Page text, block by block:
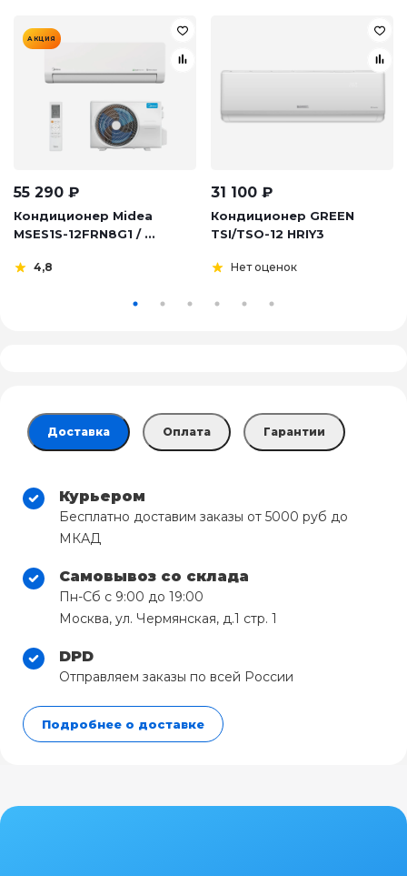
АКЦИЯ
55 290 ₽
Кондиционер Midea
MSES1S-12FRN8G1 / ...
4,8
31 100 ₽
Кондиционер GREEN
TSI/TSO-12 HRIY3
Нет оценок
Доставка Оплата Гарантии
Курьером
Бесплатно доставим заказы от 5000 руб до
МКАД
Самовывоз со склада
Пн-Сб с 9:00 до 19:00
Москва, ул. Чермянская, д.1 стр. 1
DPD
Отправляем заказы по всей России
Подробнее о доставке